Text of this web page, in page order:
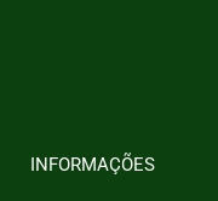
INFORMAÇÕES